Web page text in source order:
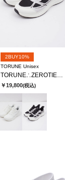
2BUY10%
TORUNE Unisex
TORUNE∴ZEROTIEハンズフリースニーカー
￥19,800(税込)